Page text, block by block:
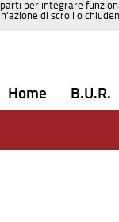
per integrare
di scroll o
Home B.U.R.